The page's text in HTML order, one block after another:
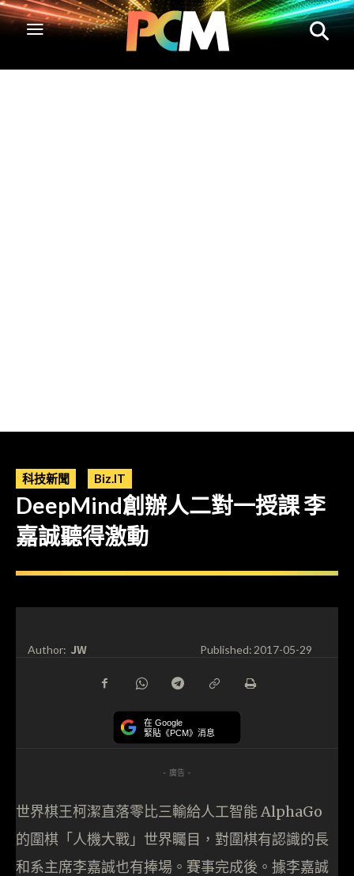
科技新聞 Biz.IT
DeepMind創辦人二對一授課 李
嘉誠聽得激動
Author: JW Published:2017-05-29
在 Google
緊貼《PCM》消息
- 廣告 -
世界棋王柯潔直落零比三輸給人工智能 AlphaGo
的圍棋「人機大戰」世界矚目，對圍棋有認識的長
和系主席李嘉誠也有捧場。賽事完成後。據李嘉誠